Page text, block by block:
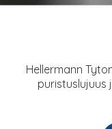
Hellermann
puristuslujuus